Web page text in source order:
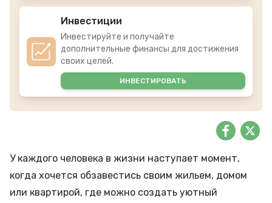
Инвестиции
Инвестируйте и получайте
дополнительные финансы для достижения
своих целей.
ИНВЕСТИРОВАТЬ
У каждого человека в жизни наступает момент,
когда хочется обзавестись своим жильем, домом
или квартирой, где можно создать уютный